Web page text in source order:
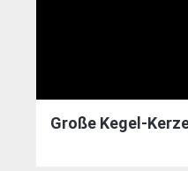
Große Kegel-